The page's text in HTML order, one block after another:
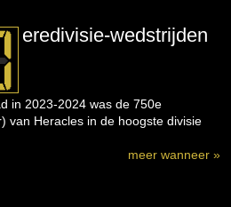
eredivisie-wedstrijden
in 2023-2024 was de 750e
van Heracles in de hoogste divisie
meer wanneer »